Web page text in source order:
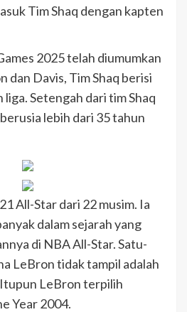
Tim Shaq dengan kapten
2025 telah diumumkan
dan Davis, Tim Shaq berisi
Setengah dari tim Shaq
lebih dari 35 tahun
All-Star dari 22 musim. Ia
dalam sejarah yang
di NBA All-Star. Satu-
LeBron tidak tampil adalah
LeBron terpilih
Year 2004.